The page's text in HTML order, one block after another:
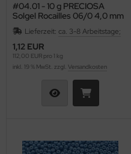
#04.01 - 10 g PRECIOSA
Solgel Rocailles 06/0 4,0 mm
- Opaque Pacific
Lieferzeit: ca. 3-8 Arbeitstage;
1,12 EUR
112,00 EUR pro 1 kg
inkl. 19 % MwSt. zzgl. Versandkosten